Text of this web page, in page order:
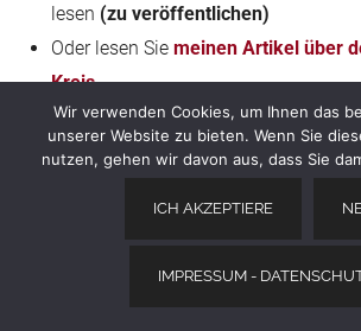
lesen (zu veröffentlichen)
Oder lesen Siemeinen Artikel über
Kreis
Und nach dem Golden Circle können
mit den Wasserfällen Seljalandsfoss
und Skogafoss (Artikel lesen) fahren
Planen Sie eine Reise nach Island?
Schauen Sie sich meinen Reiseführer
Wir verwenden Cookies, um Ihnen das
unserer Website zu bieten. Wenn Sie
nutzen, gehen wir davon aus, dass Sie
ICH AKZEPTIERE
IMPRESSUM -